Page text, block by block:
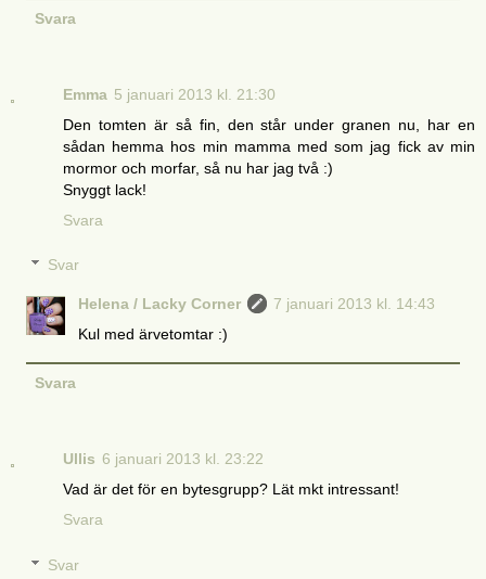
Svara
Emma 5 januari 2013 kl. 21:30
Den tomten är så fin, den står under granen nu, har en
sådan hemma hos min mamma med som jag fick av min
mormor och morfar, så nu har jag två :)
Snyggt lack!
Svara
Svar
Helena / Lacky Corner
7 januari 2013 kl. 14:43
Kul med ärvetomtar :)
Svara
Ullis 6 januari 2013 kl. 23:22
Vad är det för en bytesgrupp? Lät mkt intressant!
Svara
Svar